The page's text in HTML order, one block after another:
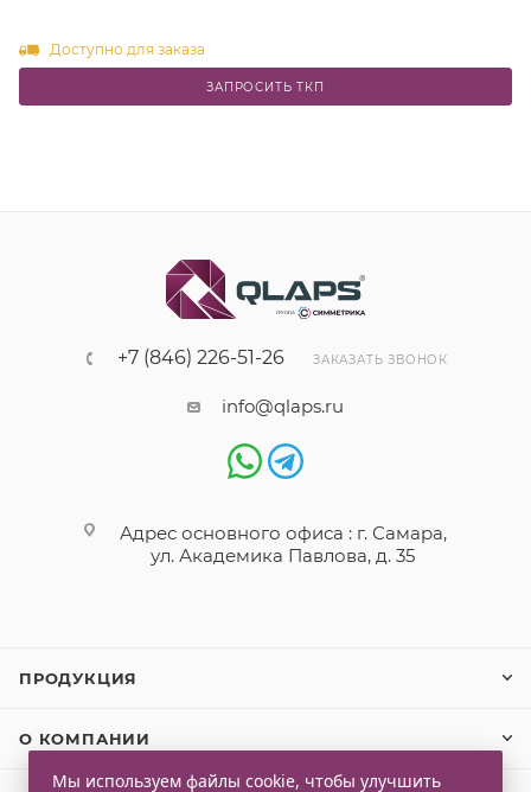
Доступно для заказа
ЗАПРОСИТЬ ТКП
+7 (846) 226-51-26 ЗАКАЗАТЬ ЗВОНОК
info@qlaps.ru
Адрес основного офиса : г. Самара,
ул. Академика Павлова, д. 35
ПРОДУКЦИЯ
О КОМПАНИИ
Мы используем файлы cookie, чтобы улучшить